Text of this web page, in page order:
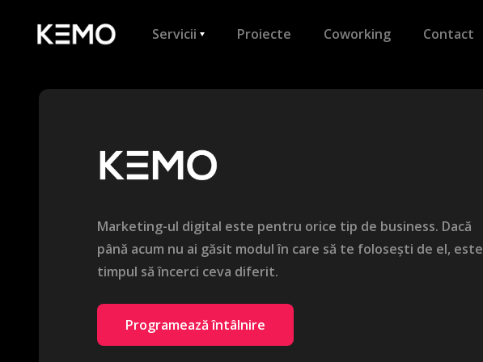
Servicii Proiecte Coworking Contact
Marketing-ul digital este pentru orice tip de business. Dacă
până acum nu ai găsit modul în care să te folosești de el, este
timpul să încerci ceva diferit.
Programează întâlnire